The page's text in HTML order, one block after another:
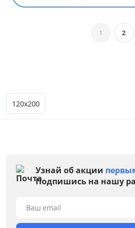
Размер
Глубина, см
от
1 2
120х200
Узнай об акции
Подпишись на нашу
Ваш email